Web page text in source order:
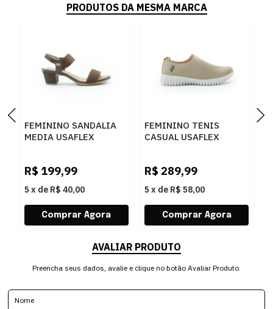
PRODUTOS DA MESMA MARCA
FEMININO SANDALIA
MEDIA USAFLEX
R$ 199,99
5 x de R$ 40,00
FEMININO TENIS
CASUAL USAFLEX
R$ 289,99
5 x de R$ 58,00
AVALIAR PRODUTO
Preencha seus dados, avalie e clique no botão Avaliar Produto.